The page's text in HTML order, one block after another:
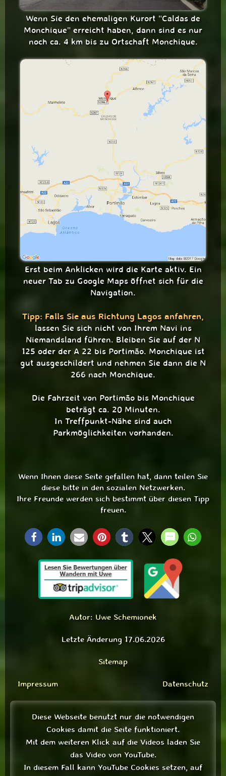
Wenn Sie den ehemaligen Kurort "Caldas de
Monchique" erreicht haben, dann sind es nur
noch ca. 4 km bis zu Ortschaft Monchique.
Erst beim Anklicken wird die Karte aktiv. Ein
neuer Tab zu Google Maps öffnet sich für die
Navigation.
Tipp: Falls Sie aus Richtung Lagos anfahren,
lassen Sie sich nicht von Ihrem Navi ins
Niemandsland führen. Bleiben Sie auf der N
125 oder der A 22 bis Portimão. Monchique ist
gut ausgeschildert und nehmen Sie dann die N
266 nach Monchique.
Die Fahrzeit von Portimão bis Monchique
beträgt ca. 20 Minuten.
In Treffpunkt-Nähe sind auch
Parkmöglichkeiten vorhanden.
Wenn Ihnen diese Seite gefallen hat, dann teilen Sie
diese bitte in den sozialen Netzwerken.
Ihre Freunde werden sich bestimmt über diesen Tipp
freuen.
Autor: Uwe Schemionek
Letzte Änderung 17.06.2026
Sitemap
Impressum Datenschutz
Diese Webseite benutzt nur die notwendigen
Cookies damit die Seite funktioniert.
Mit dem weiteren Klick auf die Videos laden Sie
das Video von YouTube.
In diesem Fall kann YouTube Cookies setzen, auf